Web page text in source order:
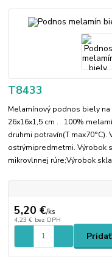
T8433
Melamínový podnos biely na
26x16x1,5 cm . 100%
druhmi potravín(T
ostrýmipredmetmi. Výrobok
mikrovlnnej rúre;Výrobok
5,20 €/ks
4,23 € bez DPH